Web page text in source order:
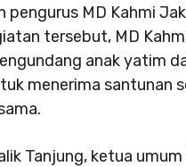
pengurus MD Kahmi
tersebut, MD
anak yatim
menerima santunan
Tanjung, ketua umum